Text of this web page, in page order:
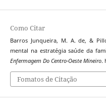
Como Citar
Barros Junqueira, M. A. de, &
mental na estratégia saúde da
Enfermagem Do Centro-Oeste Mineiro.
Fomatos de Citação